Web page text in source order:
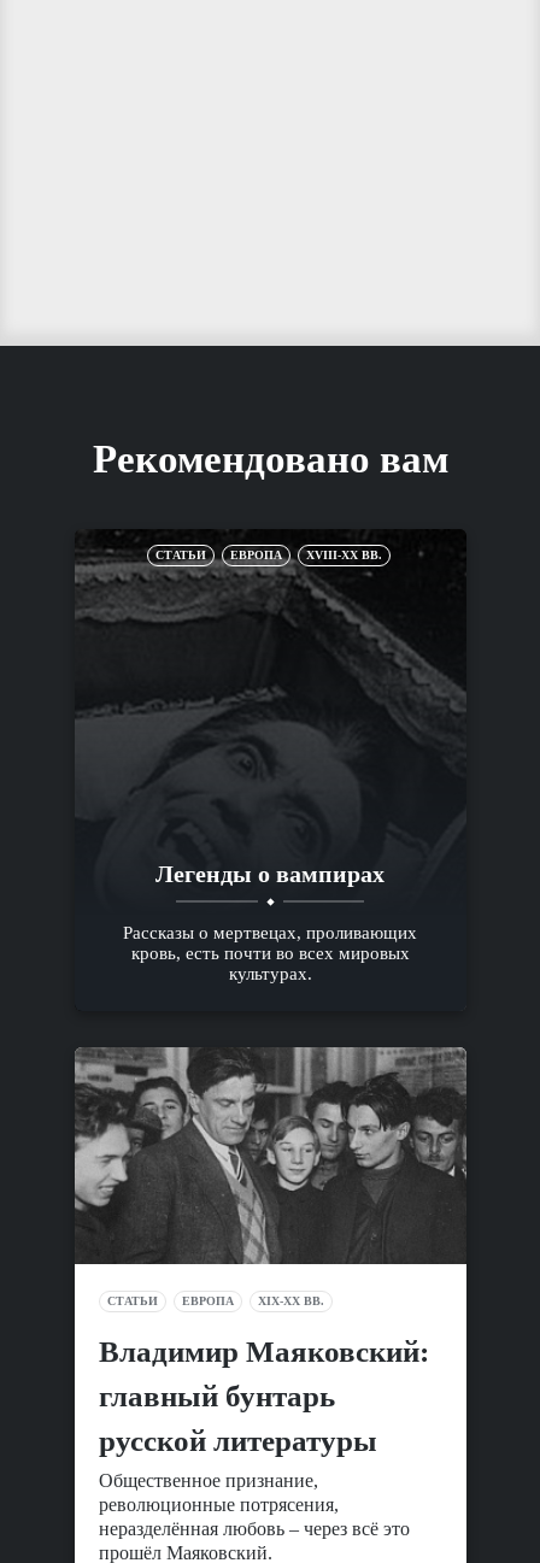
Рекомендовано вам
СТАТЬИ ЕВРОПА XVIII-XX ВВ.
Легенды о вампирах
Рассказы о мертвецах, проливающих
кровь, есть почти во всех мировых
культурах.
СТАТЬИ ЕВРОПА XIX-XX ВВ.
Владимир Маяковский:
главный бунтарь
русской литературы
Общественное признание,
революционные потрясения,
неразделённая любовь – через всё это
прошёл Маяковский.